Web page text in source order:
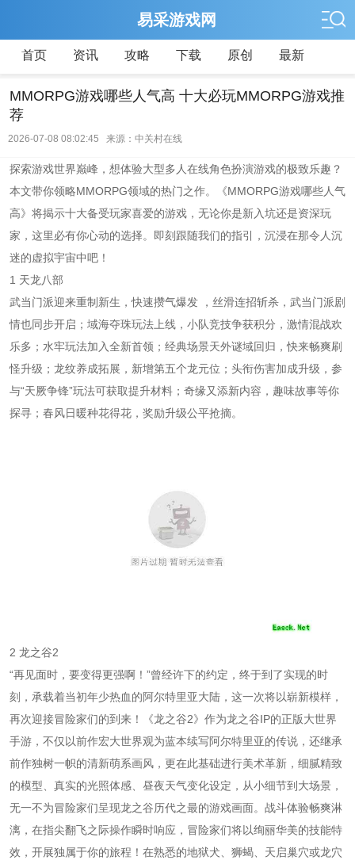
易采游戏网
首页 资讯 攻略 下载 原创 最新
MMORPG游戏哪些人气高 十大必玩MMORPG游戏推
荐
2026-07-08 08:02:45 来源：中关村在线
探索游戏世界巅峰，想体验大型多人在线角色扮演游戏的极致乐趣？
本文带你领略MMORPG领域的热门之作。《MMORPG游戏哪些人气
高》将揭示十大备受玩家喜爱的游戏，无论你是新入坑还是资深玩
家，这里必有你心动的选择。即刻跟随我们的指引，沉浸在那令人沉
迷的虚拟宇宙中吧！
1 天龙八部
武当门派迎来重制新生，快速攒气爆发 ，丝滑连招斩杀，武当门派剧
情也同步开启；域海夺珠玩法上线，小队竞技争获积分，激情混战欢
乐多；水牢玩法加入全新首领；经典场景天外谜域回归，快来畅爽刷
怪升级；龙纹养成拓展，新增第五个龙元位；头衔伤害加成升级，参
与“天厥争锋”玩法可获取提升材料；奇缘又添新内容，趣味故事等你
探寻；春风日暖种花得花，奖励升级公平抢摘。
2 龙之谷2
“再见面时，要变得更强啊！”曾经许下的约定，终于到了实现的时
刻，承载着当初年少热血的阿尔特里亚大陆，这一次将以崭新模样，
再次迎接冒险家们的到来！《龙之谷2》作为龙之谷IP的正版大世界
手游，不仅以前作宏大世界观为蓝本续写阿尔特里亚的传说，还继承
前作独树一帜的清新萌系画风，更在此基础进行美术革新，细腻精致
的模型、真实的光照体感、昼夜天气变化设定，从小细节到大场景，
无一不为冒险家们呈现龙之谷历代之最的游戏画面。战斗体验畅爽淋
漓，在指尖翻飞之际操作瞬时响应，冒险家们将以绚丽华美的技能特
效，开展独属于你的旅程！在熟悉的地狱犬、狮蝎、天启巢穴或龙穴